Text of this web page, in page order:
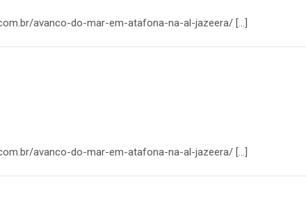
avanco-do-mar-em-atafona-na-al-jazeera/ […]
avanco-do-mar-em-atafona-na-al-jazeera/ […]